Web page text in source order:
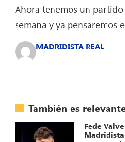
Ahora tenemos un
semana y ya pensaremos
MADRIDISTA REAL
También es
Fede